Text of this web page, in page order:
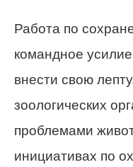
Работа по
командное
внести свою
зоологических
проблемами
инициативах по